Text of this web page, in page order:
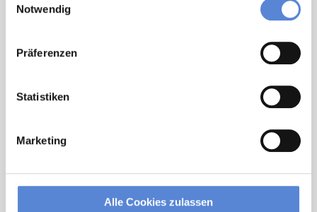
Notwendig
Präferenzen
Statistiken
Marketing
Alle Cookies zulassen
🌟 PREMIUM-STELLENANGEBOT 🌟
sofort inDelmenhorst
in Voll- oder Teilzeit. Gute Erreichbarkeit
zur Partnerschaft, Treuer Patientenstamm,
Nachfolger gesucht, Arbeitskleidung wird